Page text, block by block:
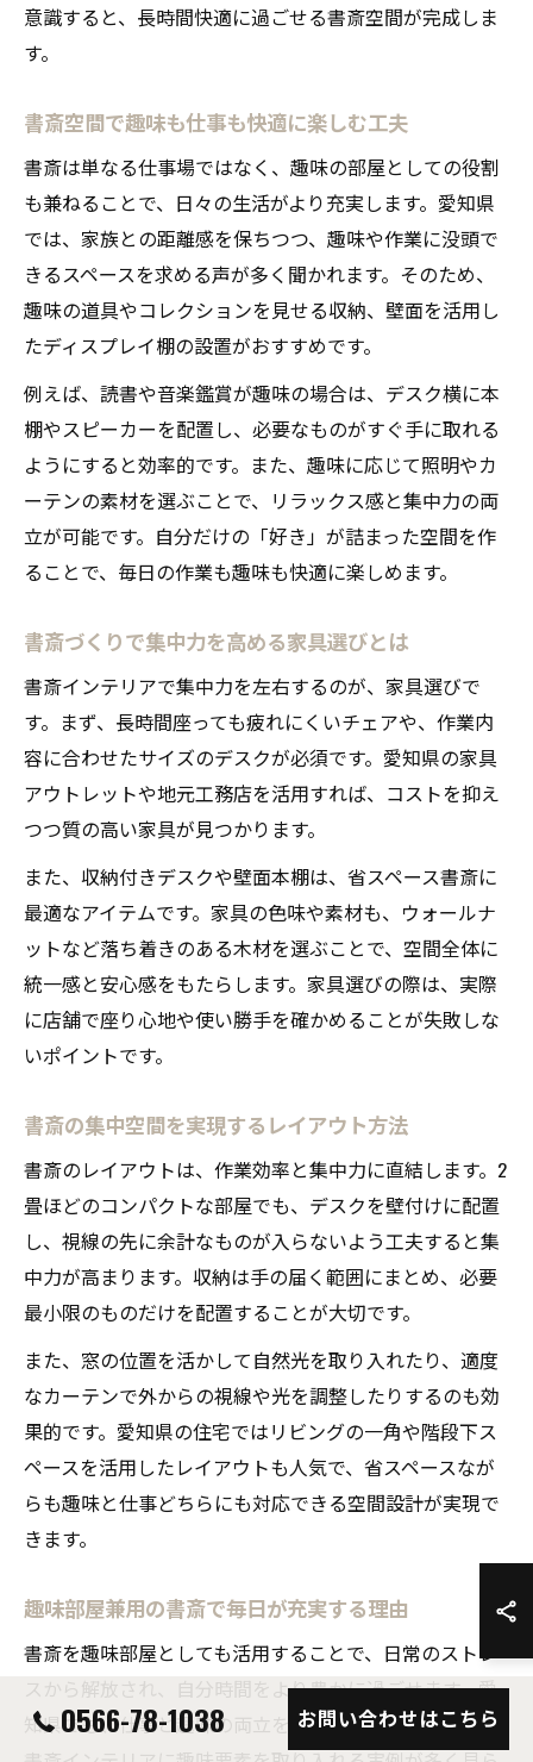
意識すると、長時間快適に過ごせる書斎空間が完成しま
す。
書斎空間で趣味も仕事も快適に楽しむ工夫
書斎は単なる仕事場ではなく、趣味の部屋としての役割
も兼ねることで、日々の生活がより充実します。愛知県
では、家族との距離感を保ちつつ、趣味や作業に没頭で
きるスペースを求める声が多く聞かれます。そのため、
趣味の道具やコレクションを見せる収納、壁面を活用し
たディスプレイ棚の設置がおすすめです。
例えば、読書や音楽鑑賞が趣味の場合は、デスク横に本
棚やスピーカーを配置し、必要なものがすぐ手に取れる
ようにすると効率的です。また、趣味に応じて照明やカ
ーテンの素材を選ぶことで、リラックス感と集中力の両
立が可能です。自分だけの「好き」が詰まった空間を作
ることで、毎日の作業も趣味も快適に楽しめます。
書斎づくりで集中力を高める家具選びとは
書斎インテリアで集中力を左右するのが、家具選びで
す。まず、長時間座っても疲れにくいチェアや、作業内
容に合わせたサイズのデスクが必須です。愛知県の家具
アウトレットや地元工務店を活用すれば、コストを抑え
つつ質の高い家具が見つかります。
また、収納付きデスクや壁面本棚は、省スペース書斎に
最適なアイテムです。家具の色味や素材も、ウォールナ
ットなど落ち着きのある木材を選ぶことで、空間全体に
統一感と安心感をもたらします。家具選びの際は、実際
に店舗で座り心地や使い勝手を確かめることが失敗しな
いポイントです。
書斎の集中空間を実現するレイアウト方法
書斎のレイアウトは、作業効率と集中力に直結します。2
畳ほどのコンパクトな部屋でも、デスクを壁付けに配置
し、視線の先に余計なものが入らないよう工夫すると集
中力が高まります。収納は手の届く範囲にまとめ、必要
最小限のものだけを配置することが大切です。
また、窓の位置を活かして自然光を取り入れたり、適度
なカーテンで外からの視線や光を調整したりするのも効
果的です。愛知県の住宅ではリビングの一角や階段下ス
ペースを活用したレイアウトも人気で、省スペースなが
らも趣味と仕事どちらにも対応できる空間設計が実現で
きます。
趣味部屋兼用の書斎で毎日が充実する理由
書斎を趣味部屋としても活用することで、日常のストレ
スから解放され、自分時間をより豊かに過ごせます。愛
知県でも、仕事と趣味の両立を目指す方が増えており、
0566-78-1038 お問い合わせはこちら